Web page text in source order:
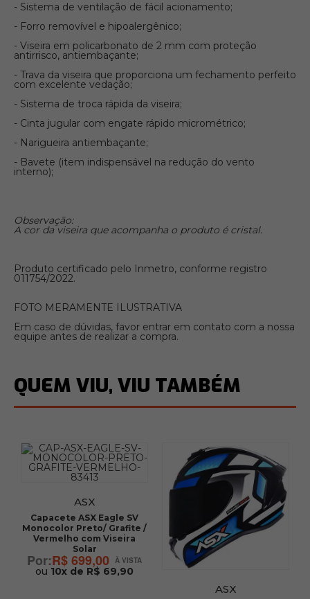
- Sistema de ventilação de fácil acionamento;
- Forro removível e hipoalergênico;
- Viseira em policarbonato de 2 mm com proteção
antirrisco, antiembaçante;
- Trava da viseira que proporciona um fechamento perfeito
com excelente vedação;
- Sistema de troca rápida da viseira;
- Cinta jugular com engate rápido micrométrico;
- Narigueira antiembaçante;
- Bavete (item indispensável na redução do vento
interno);
Observação:
A cor da viseira que acompanha o produto é cristal.
Produto certificado pelo Inmetro, conforme registro
011754/2022.
FOTO MERAMENTE ILUSTRATIVA
Em caso de dúvidas, favor entrar em contato com a nossa
equipe antes de realizar a compra.
QUEM VIU, VIU TAMBÉM
ASX
Capacete ASX Eagle SV
Monocolor Preto/ Grafite /
Vermelho com Viseira
Solar
R$ 699,00
ou 10x de R$ 69,90
ASX